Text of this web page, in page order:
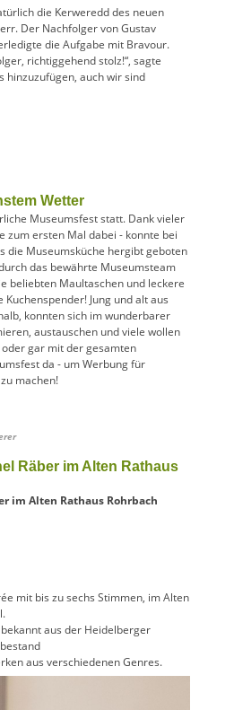
die Kerweredd des neuen
Der Nachfolger von Gustav
die Aufgabe mit Bravour.
richtiggehend stolz!“, sagte
hinzuzufügen, auch wir sind
Wetter
Museumsfest statt. Dank vieler
zum ersten Mal dabei - konnte bei
die Museumsküche hergibt geboten
das bewährte Museumsteam
beliebten Maultaschen und leckere
Jung und alt aus
konnten sich im wunderbarer
austauschen und viele wollen
gar mit der gesamten
da - um Werbung für
machen!
Räber im Alten Rathaus
im Alten Rathaus Rohrbach
mit bis zu sechs Stimmen, im Alten
aus der Heidelberger
aus verschiedenen Genres.